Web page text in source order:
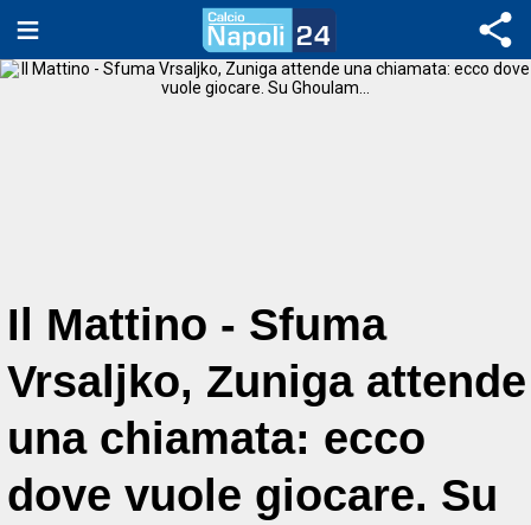
Il Mattino - Sfuma
Vrsaljko, Zuniga attende
una chiamata: ecco
dove vuole giocare. Su